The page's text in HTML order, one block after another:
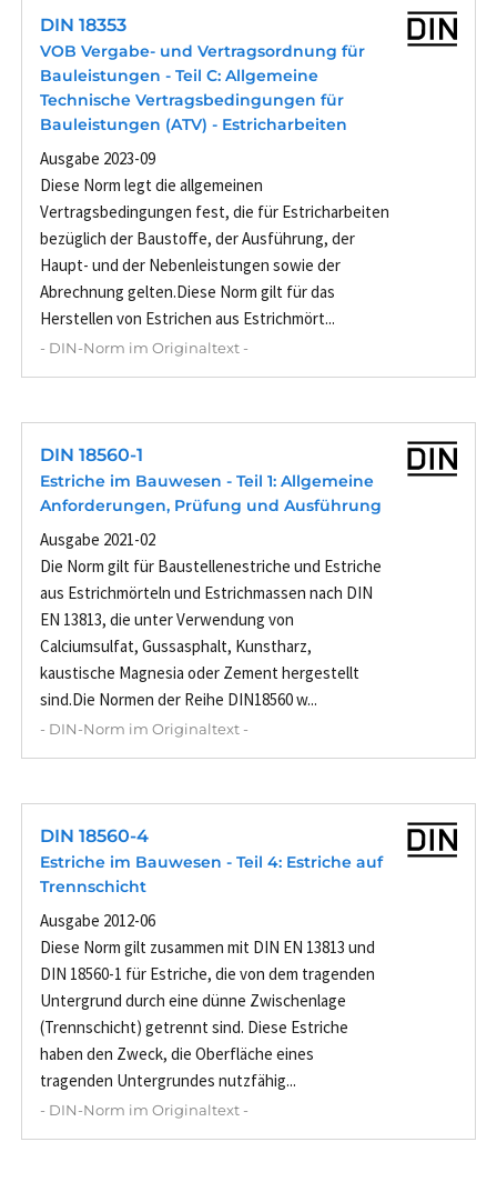
DIN 18353
VOB Vergabe- und Vertragsordnung für
Bauleistungen - Teil C: Allgemeine
Technische Vertragsbedingungen für
Bauleistungen (ATV) - Estricharbeiten
Ausgabe 2023-09
Diese Norm legt die allgemeinen
Vertragsbedingungen fest, die für Estricharbeiten
bezüglich der Baustoffe, der Ausführung, der
Haupt- und der Nebenleistungen sowie der
Abrechnung gelten.Diese Norm gilt für das
Herstellen von Estrichen aus Estrichmört...
- DIN-Norm im Originaltext -
DIN 18560-1
Estriche im Bauwesen - Teil 1: Allgemeine
Anforderungen, Prüfung und Ausführung
Ausgabe 2021-02
Die Norm gilt für Baustellenestriche und Estriche
aus Estrichmörteln und Estrichmassen nach DIN
EN 13813, die unter Verwendung von
Calciumsulfat, Gussasphalt, Kunstharz,
kaustische Magnesia oder Zement hergestellt
sind.Die Normen der Reihe DIN18560 w...
- DIN-Norm im Originaltext -
DIN 18560-4
Estriche im Bauwesen - Teil 4: Estriche auf
Trennschicht
Ausgabe 2012-06
Diese Norm gilt zusammen mit DIN EN 13813 und
DIN 18560-1 für Estriche, die von dem tragenden
Untergrund durch eine dünne Zwischenlage
(Trennschicht) getrennt sind. Diese Estriche
haben den Zweck, die Oberfläche eines
tragenden Untergrundes nutzfähig...
- DIN-Norm im Originaltext -